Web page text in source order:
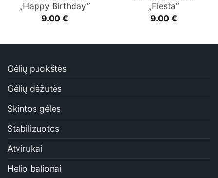
„Happy Birthday”
9.00€
„Fiesta”
9.00€
Gėlių puokštės
Gėlių dėžutės
Skintos gėlės
Stabilizuotos
Atvirukai
Helio balionai